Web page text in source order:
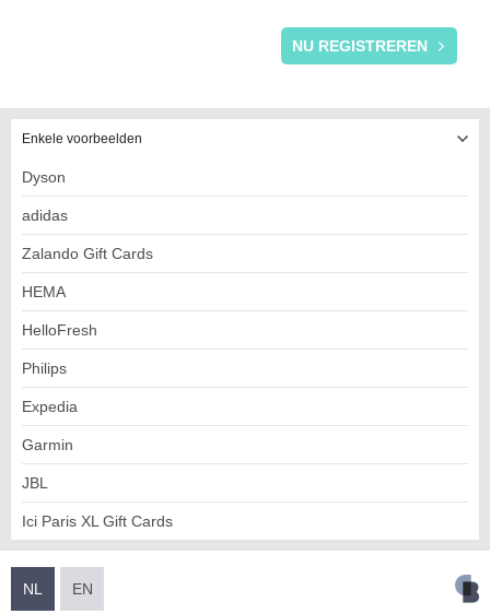
NU REGISTREREN
Enkele voorbeelden
Dyson
adidas
Zalando Gift Cards
HEMA
HelloFresh
Philips
Expedia
Garmin
JBL
Ici Paris XL Gift Cards
NL EN